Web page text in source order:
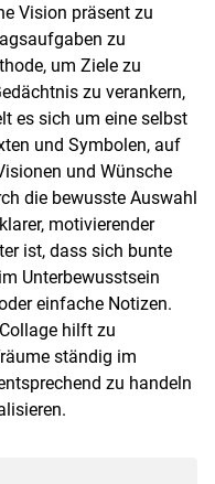
Vision präsent zu
zu
um Ziele zu
zu verankern,
es sich um eine selbst
und Symbolen, auf
und Wünsche
die bewusste Auswahl
motivierender
ist, dass sich bunte
Unterbewusstsein
einfache Notizen.
hilft zu
ständig im
zu handeln